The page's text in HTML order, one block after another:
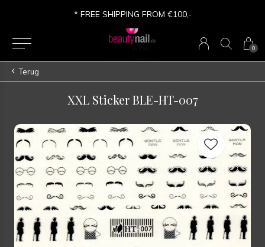
0
* FREE SHIPPING FROM €100,-
Terug
XXL Sticker BLE-HT-007